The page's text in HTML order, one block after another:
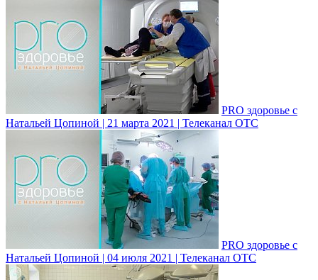
PRO здоровье с
Натальей Цопиной | 21 марта 2021 | Телеканал ОТС
PRO здоровье с
Натальей Цопиной | 04 июля 2021 | Телеканал ОТС